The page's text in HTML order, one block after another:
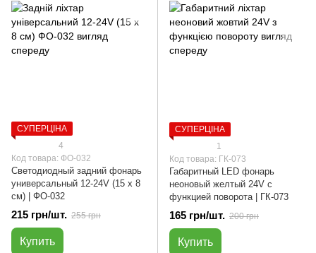
СУПЕРЦІНА
4
Код товара: ФО-032
Светодиодный задний фонарь
универсальный 12-24V (15 х 8
см) | ФО-032
215 грн/шт. 255 грн
Купить
СУПЕРЦІНА
1
Код товара: ГК-073
Габаритный LED фонарь
неоновый желтый 24V с
функцией поворота | ГК-073
165 грн/шт. 200 грн
Купить